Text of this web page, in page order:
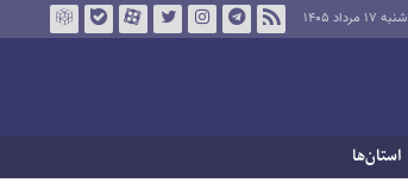
شنبه ۱۷ مرداد ۱۴۰۵
استان‌ها